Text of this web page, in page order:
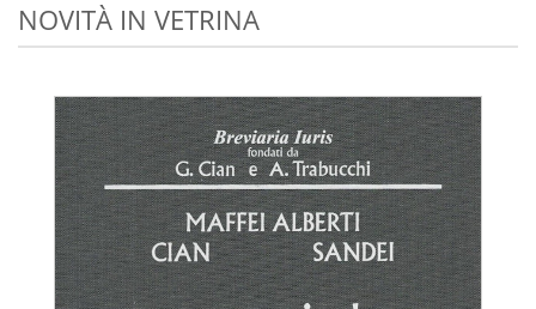
NOVITÀ IN VETRINA